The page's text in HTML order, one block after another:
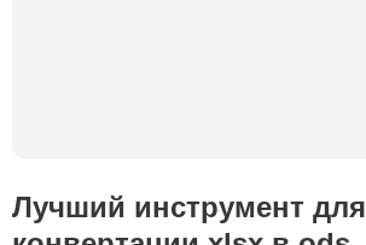
Лучший инструмент для